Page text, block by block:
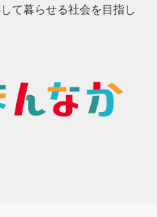
て暮らせる社会を目指し